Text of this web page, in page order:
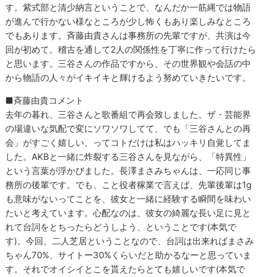
す。紫式部と清少納言ということで、なんだか一筋縄では物語
が進んで行かない様なところが少し怖くもあり楽しみなところ
でもあります。斉藤由貴さんは事務所の先輩ですが、共演は今
回が初めて。稽古を通して2人の関係性を丁寧に作って行けたら
と思います。三谷さんの作品ですから、その世界観や会話の中
から物語の人々がイキイキと輝けるよう努めていきたいです。
■斉藤由貴コメント
去年の暮れ、三谷さんと歌番組で再会致しました。ザ・芸能界
の場違いな気配で変にソワソワしてて、でも「三谷さんとの再
会」がすごく嬉しい、ってコトだけは私はハッキリ自覚してま
した。AKBと一緒に炸裂する三谷さんを見ながら、「特異性」
という言葉が浮かびました。長澤まさみちゃんは、一応同じ事
務所の後輩です。でも、こと役者稼業で言えば、先輩後輩は1g
も意味がないってことを、彼女と一緒に経験する瞬間を味わい
たいと考えています。心配なのは、彼女の綺麗な長い足に見と
れて台詞をとちったらどうしよう、ということです(本気で
す)。今回、二人芝居ということなので、台詞は出来ればまさみ
ちゃん70%、サイトー30%くらいだと助かるなーと思っていま
す。それでオイシイとこを貰えたらとても嬉しいです(本気で